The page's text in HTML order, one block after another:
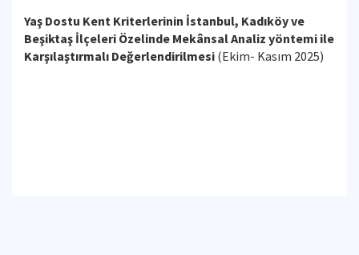
Yaş Dostu Kent Kriterlerinin İstanbul, Kadıköy ve
Beşiktaş İlçeleri Özelinde Mekânsal Analiz yöntemi ile
Karşılaştırmalı Değerlendirilmesi (Ekim- Kasım 2025)